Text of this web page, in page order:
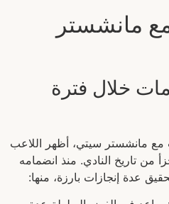
مانشستر
خلال فترة
مع مانشستر سيتي، أظهر اللاعب
من تاريخ النادي. منذ انضمامه